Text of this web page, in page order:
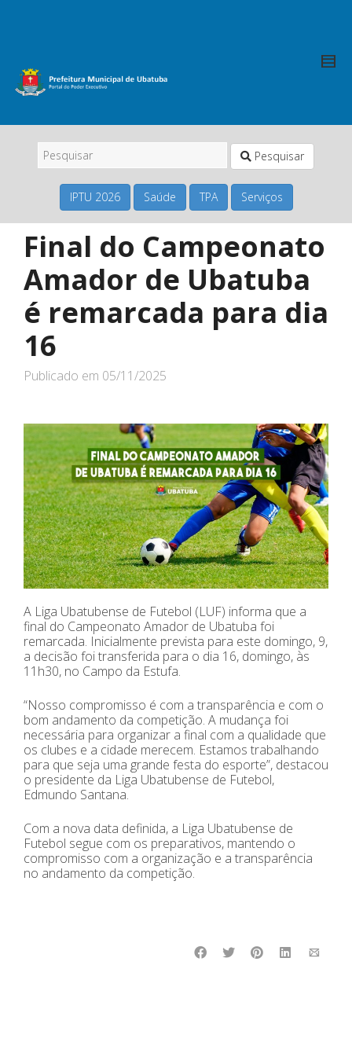
Pesquisar
IPTU 2026 Saúde TPA Serviços
Final do Campeonato
Amador de Ubatuba
é remarcada para dia
16
Publicado em 05/11/2025
A Liga Ubatubense de Futebol (LUF) informa que a
final do Campeonato Amador de Ubatuba foi
remarcada. Inicialmente prevista para este domingo, 9,
a decisão foi transferida para o dia 16, domingo, às
11h30, no Campo da Estufa.
“Nosso compromisso é com a transparência e com o
bom andamento da competição. A mudança foi
necessária para organizar a final com a qualidade que
os clubes e a cidade merecem. Estamos trabalhando
para que seja uma grande festa do esporte”, destacou
o presidente da Liga Ubatubense de Futebol,
Edmundo Santana.
Com a nova data definida, a Liga Ubatubense de
Futebol segue com os preparativos, mantendo o
compromisso com a organização e a transparência
no andamento da competição.